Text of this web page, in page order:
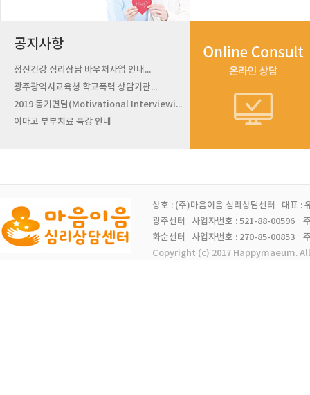
공지사항
정신건강 심리상담 바우처사업 안내...
광주광역시교육청 학교폭력 상담기관...
2019 동기면담(Motivational Interviewi...
이마고 부부치료 특강 안내
상호 : (주)마음이음 심리상담센터 대표 :
광주센터 사업자번호 : 521-88-00596
화순센터 사업자번호 : 270-85-00853
Copyright (c) 2017 Happymaeum.